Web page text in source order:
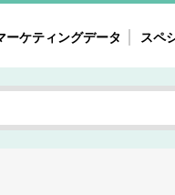
ーケティングデータ スペ
持ちと消費がリアルに見え
査レポート